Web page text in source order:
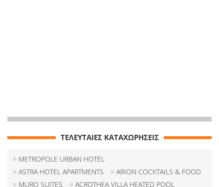
ΤΕΛΕΥΤΑΙΕΣ ΚΑΤΑΧΩΡΗΣΕΙΣ
METROPOLE URBAN HOTEL
ASTRA HOTEL APARTMENTS
ARION COCKTAILS & FOOD
MURO SUITES
ACROTHEA VILLA HEATED POOL